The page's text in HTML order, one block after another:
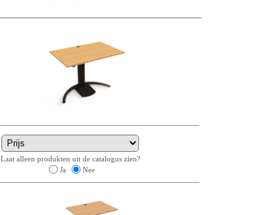
Laat alleen produkten uit de catalogus zien?
Ja
Nee